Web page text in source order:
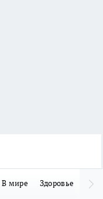
В мире Здоровье